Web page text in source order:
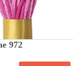
972